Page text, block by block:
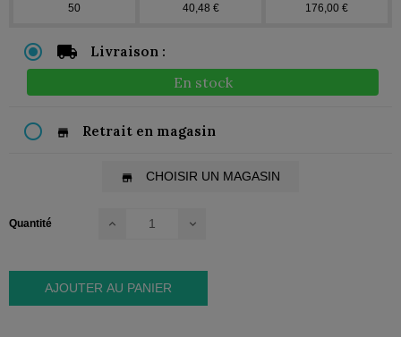
50 40,48 € 176,00 €
Livraison :
En stock
store Retrait en magasin
store CHOISIR UN MAGASIN
Quantité
AJOUTER AU PANIER